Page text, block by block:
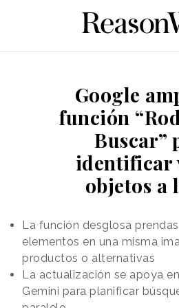
Google
función
Buscar”
identificar
objetos a
La función desglosa
elementos en una misma
productos o alternativas
La actualización se apoya
Gemini para planificar